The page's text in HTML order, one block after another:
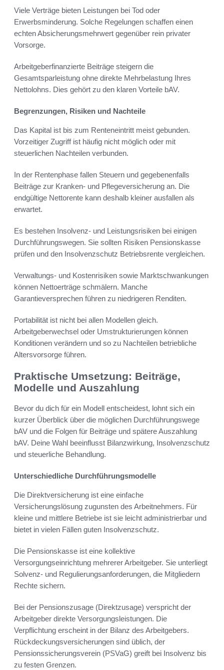
Viele Verträge bieten Leistungen bei Tod oder
Erwerbsminderung. Solche Regelungen schaffen einen
echten Absicherungsmehrwert gegenüber rein privater
Vorsorge.
Arbeitgeberfinanzierte Beiträge steigern die
Gesamtsparleistung ohne direkte Mehrbelastung Ihres
Nettolohns. Dies gehört zu den klaren Vorteile bAV.
Begrenzungen, Risiken und Nachteile
Das Kapital ist bis zum Renteneintritt meist gebunden.
Vorzeitiger Zugriff ist häufig nicht möglich oder mit
steuerlichen Nachteilen verbunden.
In der Rentenphase fallen Steuern und gegebenenfalls
Beiträge zur Kranken- und Pflegeversicherung an. Die
endgültige Nettorente kann deshalb kleiner ausfallen als
erwartet.
Es bestehen Insolvenz- und Leistungsrisiken bei einigen
Durchführungswegen. Sie sollten Risiken Pensionskasse
prüfen und den Insolvenzschutz Betriebsrente vergleichen.
Verwaltungs- und Kostenrisiken sowie Marktschwankungen
können Nettoerträge schmälern. Manche
Garantieversprechen führen zu niedrigeren Renditen.
Portabilität ist nicht bei allen Modellen gleich.
Arbeitgeberwechsel oder Umstrukturierungen können
Konditionen verändern und so zu Nachteilen betriebliche
Altersvorsorge führen.
Praktische Umsetzung: Beiträge,
Modelle und Auszahlung
Bevor du dich für ein Modell entscheidest, lohnt sich ein
kurzer Überblick über die möglichen Durchführungswege
bAV und die Folgen für Beiträge und spätere Auszahlung
bAV. Deine Wahl beeinflusst Bilanzwirkung, Insolvenzschutz
und steuerliche Behandlung.
Unterschiedliche Durchführungsmodelle
Die Direktversicherung ist eine einfache
Versicherungslösung zugunsten des Arbeitnehmers. Für
kleine und mittlere Betriebe ist sie leicht administrierbar und
bietet in vielen Fällen guten Insolvenzschutz.
Die Pensionskasse ist eine kollektive
Versorgungseinrichtung mehrerer Arbeitgeber. Sie unterliegt
Solvenz- und Regulierungsanforderungen, die Mitgliedern
Rechte sichern.
Bei der Pensionszusage (Direktzusage) verspricht der
Arbeitgeber direkte Versorgungsleistungen. Die
Verpflichtung erscheint in der Bilanz des Arbeitgebers.
Rückdeckungsversicherungen sind üblich, der
Pensionssicherungsverein (PSVaG) greift bei Insolvenz bis
zu festen Grenzen.